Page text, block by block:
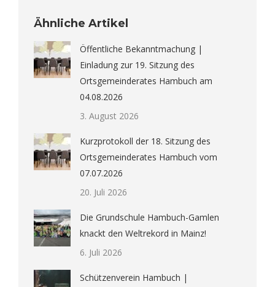
Ähnliche Artikel
Öffentliche Bekanntmachung |
Einladung zur 19. Sitzung des
Ortsgemeinderates Hambuch am
04.08.2026
3. August 2026
Kurzprotokoll der 18. Sitzung des
Ortsgemeinderates Hambuch vom
07.07.2026
20. Juli 2026
Die Grundschule Hambuch-Gamlen
knackt den Weltrekord in Mainz!
6. Juli 2026
Schützenverein Hambuch |